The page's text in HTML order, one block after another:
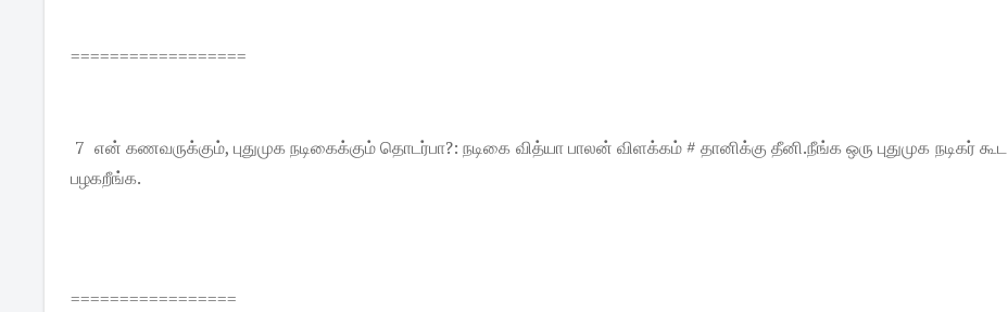
==================
7 என் கணவருக்கும், புதுமுக நடிகைக்கும் தொடர்பா?: நடிகை வித்யா பாலன் விளக்கம் # தானிக்கு தீனி.நீங்க ஒரு புதுமுக நடிகர் கூட
பழகறீங்க.
=================